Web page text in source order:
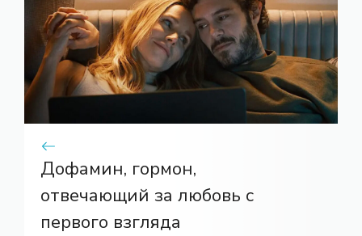
Дофамин, гормон,
отвечающий за любовь с
первого взгляда